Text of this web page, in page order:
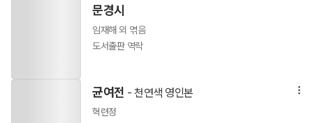
문경시
임재해 외 엮음
도서출판 역락
균여전 - 천연색 영인본
혁련정